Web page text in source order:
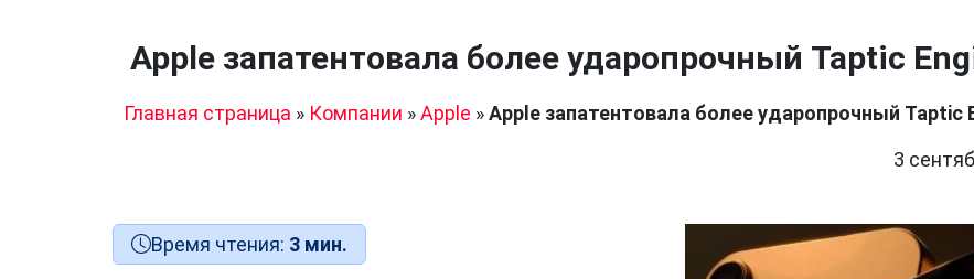
Apple запатентовала более ударопрочный Taptic
Главная страница » Компании »Apple »Apple запатентовала более ударопрочный Taptic
3
Время чтения: 3 мин.